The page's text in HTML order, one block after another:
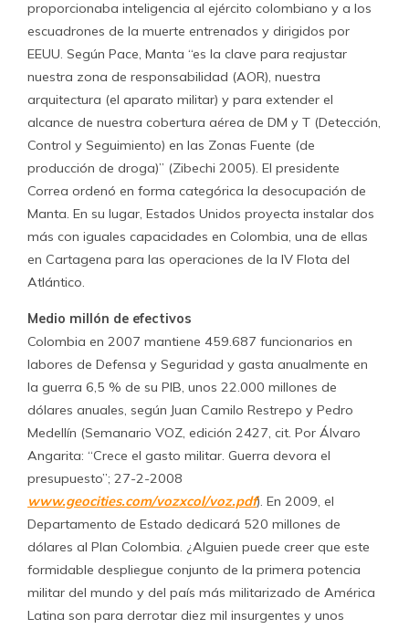
proporcionaba inteligencia al ejército colombiano y a los
escuadrones de la muerte entrenados y dirigidos por
EEUU. Según Pace, Manta “es la clave para reajustar
nuestra zona de responsabilidad (AOR), nuestra
arquitectura (el aparato militar) y para extender el
alcance de nuestra cobertura aérea de DM y T (Detección,
Control y Seguimiento) en las Zonas Fuente (de
producción de droga)” (Zibechi 2005). El presidente
Correa ordenó en forma categórica la desocupación de
Manta. En su lugar, Estados Unidos proyecta instalar dos
más con iguales capacidades en Colombia, una de ellas
en Cartagena para las operaciones de la IV Flota del
Atlántico.
Medio millón de efectivos
Colombia en 2007 mantiene 459.687 funcionarios en
labores de Defensa y Seguridad y gasta anualmente en
la guerra 6,5 % de su PIB, unos 22.000 millones de
dólares anuales, según Juan Camilo Restrepo y Pedro
Medellín (Semanario VOZ, edición 2427, cit. Por Álvaro
Angarita: “Crece el gasto militar. Guerra devora el
presupuesto”; 27-2-2008
www.geocities.com/vozxcol/voz.pdf). En 2009, el
Departamento de Estado dedicará 520 millones de
dólares al Plan Colombia. ¿Alguien puede creer que este
formidable despliegue conjunto de la primera potencia
militar del mundo y del país más militarizado de América
Latina son para derrotar diez mil insurgentes y unos